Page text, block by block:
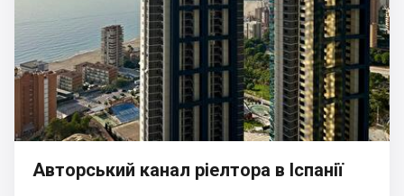
Авторський канал ріелтора в Іспанії